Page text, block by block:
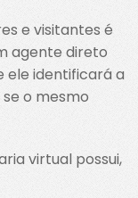
e visitantes é
agente direto
ele identificará a
o mesmo
virtual possui,